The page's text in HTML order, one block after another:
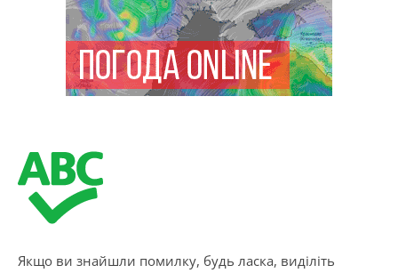
Якщо ви знайшли помилку, будь ласка, виділіть